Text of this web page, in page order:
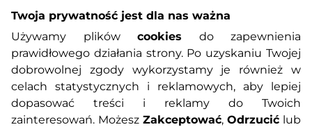
Informacje o zakupach
O nas Regulamin sklepu
Polityka prywatności Koszty przesyłek
Twoja prywatność jest dla nas ważna
Używamy plików cookies do zapewnienia
prawidłowego działania strony. Po uzyskaniu Twojej
dobrowolnej zgody wykorzystamy je również w
celach statystycznych i reklamowych, aby lepiej
dopasować treści i reklamy do Twoich
zainteresowań. Możesz Zakceptować, Odrzucić lub